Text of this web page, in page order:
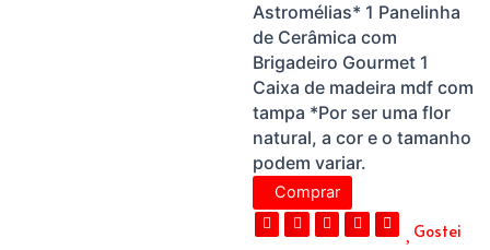
Astromélias* 1 Panelinha
de Cerâmica com
Brigadeiro Gourmet 1
Caixa de madeira mdf com
tampa *Por ser uma flor
natural, a cor e o tamanho
podem variar.
Comprar
Gostei